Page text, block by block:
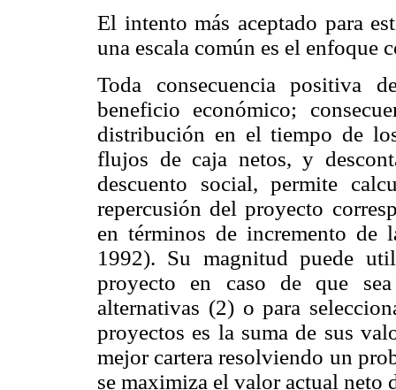
El intento más aceptado para
una escala común es el enfoque
Toda consecuencia positiva
beneficio económico;
distribución en el tiempo de
flujos de caja netos, y
descuento social, permite
repercusión del proyecto
en términos de incremento de
1992). Su magnitud puede
proyecto en caso de que
alternativas (2) o para
proyectos es la suma de sus
mejor cartera resolviendo un
se maximiza el valor actual neto